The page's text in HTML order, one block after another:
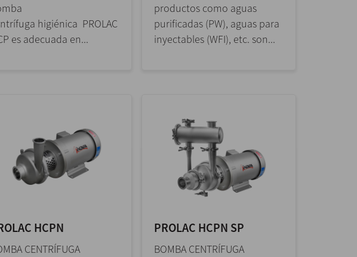
higiénica PROLAC
es adecuada en...
productos como aguas
purificadas (PW), aguas para
inyectables (WFI), etc. son...
HCPN
CENTRÍFUGA
PROLAC HCPN SP
BOMBA CENTRÍFUGA